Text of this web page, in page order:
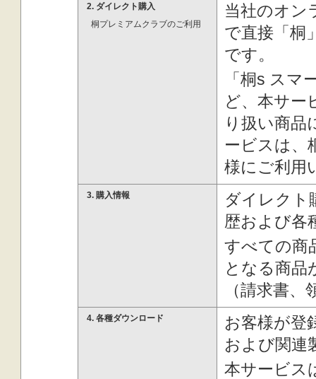
2. ダイレクト購入
桐プレミアムクラブのご利用
当社のオン
で直接「桐
です。
「桐s ス
ど、本サー
り扱い商品
ービスは、
様にご利用
3. 購入情報
ダイレクト
歴および各
すべての商
となる商品
（請求書
4. 各種ダウンロード
お客様が登
および関連
本サービス